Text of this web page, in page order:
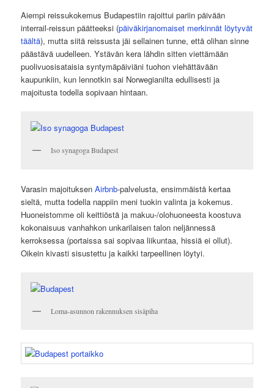
Aiempi reissukokemus Budapestiin rajoittui pariin päivään
interrail-reissun päätteeksi (päiväkirjanomaiset merkinnät löytyvät
täältä), mutta siitä reissusta jäi sellainen tunne, että olihan sinne
päästävä uudelleen. Ystävän kera lähdin sitten viettämään
puolivuosisataisia syntymäpäiviäni tuohon viehättävään
kaupunkiin, kun lennotkin sai Norwegianilta edullisesti ja
majoitusta todella sopivaan hintaan.
Iso synagoga Budapest
Varasin majoituksenAirbnb-palvelusta, ensimmäistä kertaa
sieltä, mutta todella nappiin meni tuokin valinta ja kokemus.
Huoneistomme oli keittiöstä ja makuu-/olohuoneesta koostuva
kokonaisuus vanhahkon unkarilaisen talon neljännessä
kerroksessa (portaissa sai sopivaa liikuntaa, hissiä ei ollut).
Oikein kivasti sisustettu ja kaikki tarpeellinen löytyi.
Loma-asunnon rakennuksen sisäpiha